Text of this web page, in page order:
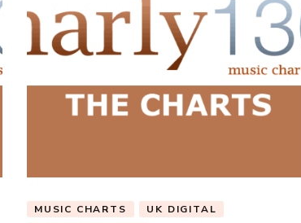
MUSIC CHARTS
UK DIGITAL